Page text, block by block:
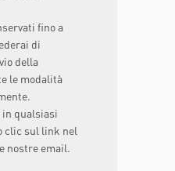
fino a
di
della
le modalità
qualsiasi
clic sul link nel
nostre email.